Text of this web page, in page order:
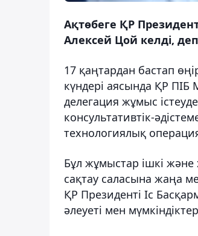
Ақтөбеге ҚР
Алексей Цой келді,
17 қаңтардан бастап
күндері аясында ҚР
делегация жұмыс
консультативтік-
технологиялық
Бұл жұмыстар ішкі
сақтау саласына жаңа
ҚР Президенті Іс
әлеуеті мен